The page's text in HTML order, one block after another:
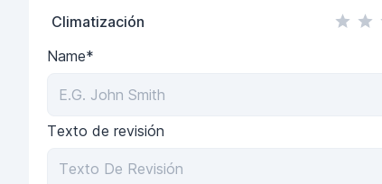
Climatización
Name*
Texto de revisión